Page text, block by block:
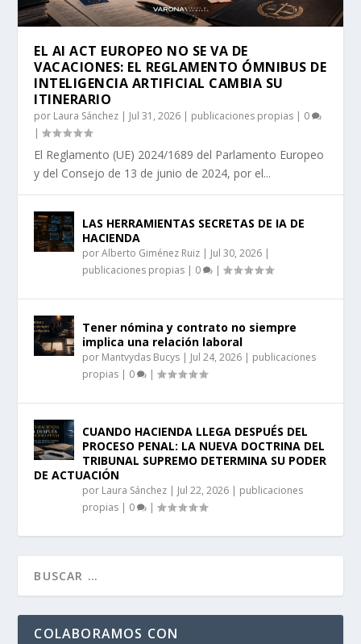
EL AI ACT EUROPEO NO SE VA DE
VACACIONES: EL REGLAMENTO ÓMNIBUS DE
INTELIGENCIA ARTIFICIAL CAMBIA SU
ITINERARIO
por Laura Sánchez | Jul 31, 2026 | publicaciones propias | 0
|
El Reglamento (UE) 2024/1689 del Parlamento Europeo
y del Consejo de 13 de junio de 2024, por el...
LAS HERRAMIENTAS SECRETAS DE IA DE
HACIENDA
porAlberto Giménez Ruiz | Jul 30, 2026 |
publicaciones propias | 0 |
Tener nómina y contrato no siempre
implica una relación laboral
por Mantvydas Bucys | Jul 24, 2026 | publicaciones
propias | 0 |
CUANDO HACIENDA LLEGA DESPUÉS DEL
PROCESO PENAL: LA NUEVA DOCTRINA DEL
TRIBUNAL SUPREMO DETERMINA SU PODER
DE ACTUACIÓN
por Laura Sánchez | Jul 22, 2026 | publicaciones
propias | 0 |
COLABORAMOS CON